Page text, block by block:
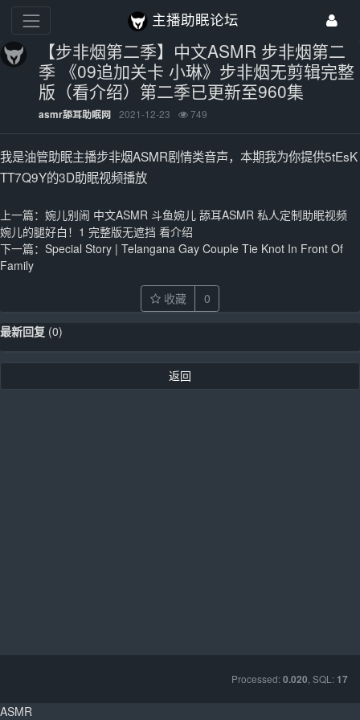
主播助眠论坛
【步非烟第二季】中文ASMR 步非烟第二
季 《09追加关卡 小琳》步非烟无剪辑完整
版（看介绍）第二季已更新至960集
asmr舔耳助眠网 2021-12-23 749
我是油管助眠主播步非烟ASMR剧情类音声，本期我为你提供5tEsK
TT7Q9Y的3D助眠视频播放
上一篇： 婉儿别闹 中文ASMR 斗鱼婉儿 舔耳ASMR 私人定制助眠视频
婉儿的腿好白！1 完整版无遮挡 看介绍
下一篇： Special Story | Telangana Gay Couple Tie Knot In Front Of
Family
收藏 0
最新回复 (0)
返回
Processed:0.020 , SQL: 17
ASMR